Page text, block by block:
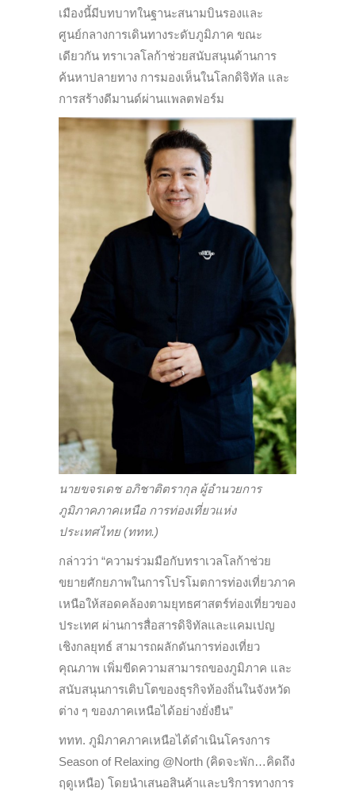
เมืองนี้มีบทบาทในฐานะสนามบินรองและ
ศูนย์กลางการเดินทางระดับภูมิภาค ขณะ
เดียวกัน ทราเวลโลก้าช่วยสนับสนุนด้านการ
ค้นหาปลายทาง การมองเห็นในโลกดิจิทัล และ
การสร้างดีมานด์ผ่านแพลตฟอร์ม
นายขจรเดช อภิชาติตรากุล ผู้อำนวยการ
ภูมิภาคภาคเหนือ การท่องเที่ยวแห่ง
ประเทศไทย (ททท.)
กล่าวว่า “ความร่วมมือกับทราเวลโลก้าช่วย
ขยายศักยภาพในการโปรโมตการท่องเที่ยวภาค
เหนือให้สอดคล้องตามยุทธศาสตร์ท่องเที่ยวของ
ประเทศ ผ่านการสื่อสารดิจิทัลและแคมเปญ
เชิงกลยุทธ์ สามารถผลักดันการท่องเที่ยว
คุณภาพ เพิ่มขีดความสามารถของภูมิภาค และ
สนับสนุนการเติบโตของธุรกิจท้องถิ่นในจังหวัด
ต่าง ๆ ของภาคเหนือได้อย่างยั่งยืน”
ททท. ภูมิภาคภาคเหนือได้ดำเนินโครงการ
Season of Relaxing @North (คิดจะพัก…คิดถึง
ฤดูเหนือ) โดยนำเสนอสินค้าและบริการทางการ